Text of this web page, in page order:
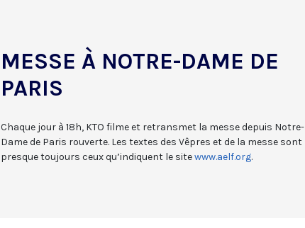
MESSE À NOTRE-DAME DE
PARIS
Chaque jour à 18h, KTO filme et retransmet la messe depuis Notre-
Dame de Paris rouverte. Les textes des Vêpres et de la messe sont
presque toujours ceux qu’indiquent le sitewww.aelf.org.